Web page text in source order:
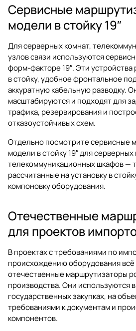
Сервисные
модели в стойку 19″
Для серверных комнат,
узлов связи используются
форм-факторе 19″. Эти
в стойку, удобное фронтальное
аккуратную кабельную разводку.
масштабируются и подходят для
трафика, резервирования и
отказоустойчивых схем.
Отдельно посмотритесервисные
модели в стойку 19″для серверных
телекоммуникационных шкафов —
рассчитанные на установку в
компоновку оборудования.
Отечественные
для проектов
В проектах с требованиями по
происхождению оборудования
отечественные маршрутизаторы
производства. Они используются
государственных закупках, на
требованиями к документам и
компонентов.